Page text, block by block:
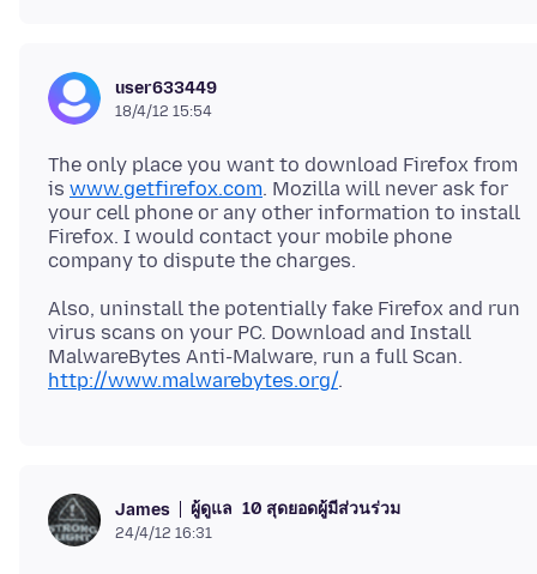
user633449
18/4/12 15:54
The only place you want to download Firefox from
is www.getfirefox.com. Mozilla will never ask for
your cell phone or any other information to install
Firefox. I would contact your mobile phone
Also, uninstall the potentially fake Firefox and run
virus scans on your PC. Download and Install
MalwareBytes Anti-Malware, run a full Scan.
http://www.malwarebytes.org/
James ผู้ดูแล 10 สุดยอดผู้มีส่วนร่วม
24/4/12 16:31